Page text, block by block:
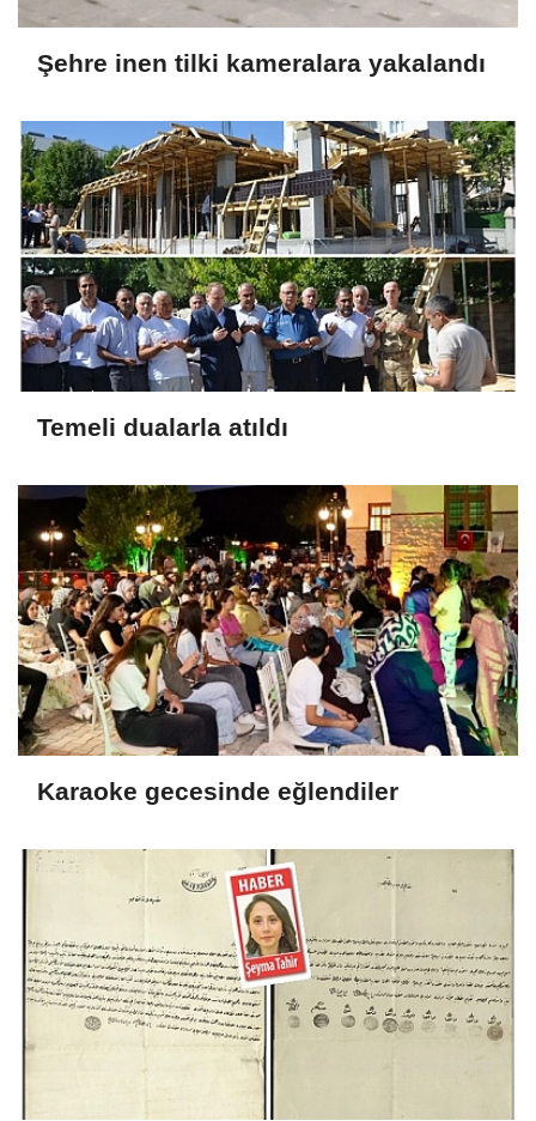
Şehre inen tilki kameralara yakalandı
Temeli dualarla atıldı
Karaoke gecesinde eğlendiler